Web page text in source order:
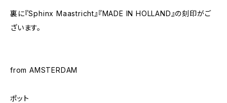
裏に『Sphinx Maastricht』『MADE IN HOLLAND』の刻印がご
ざいます。
from AMSTERDAM
ポット